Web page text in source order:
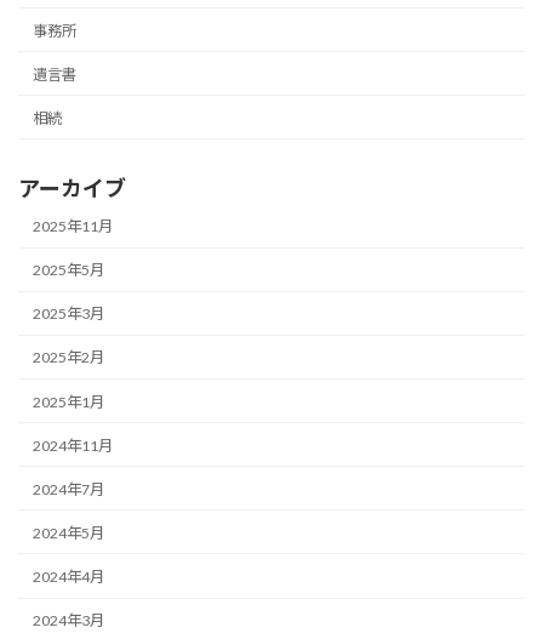
事務所
遺言書
相続
アーカイブ
2025年11月
2025年5月
2025年3月
2025年2月
2025年1月
2024年11月
2024年7月
2024年5月
2024年4月
2024年3月